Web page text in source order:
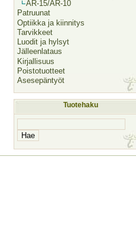
AR-15/AR-10
Patruunat
Optiikka ja kiinnitys
Tarvikkeet
Luodit ja hylsyt
Jälleenlataus
Kirjallisuus
Poistotuotteet
Asesepäntyöt
Tuotehaku